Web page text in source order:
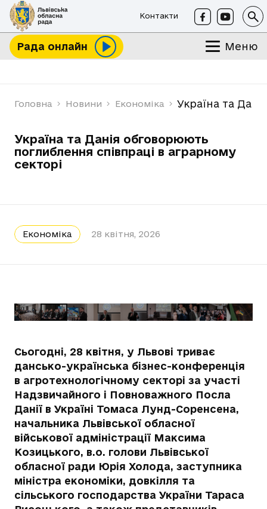
Контакти
Рада онлайн Меню
Головна Новини Економіка Україна та
Україна та Данія обговорюють
поглиблення співпраці в аграрному
секторі
Економіка 28 квітня, 2026
Сьогодні, 28 квітня, у Львові триває
дансько-українська бізнес-конференція
в агротехнологічному секторі за участі
Надзвичайного і Повноважного Посла
Данії в Україні Томаса Лунд-Соренсена,
начальника Львівської обласної
військової адміністрації Максима
Козицького, в.о. голови Львівської
обласної ради Юрія Холода, заступника
міністра економіки, довкілля та
сільського господарства України Тараса